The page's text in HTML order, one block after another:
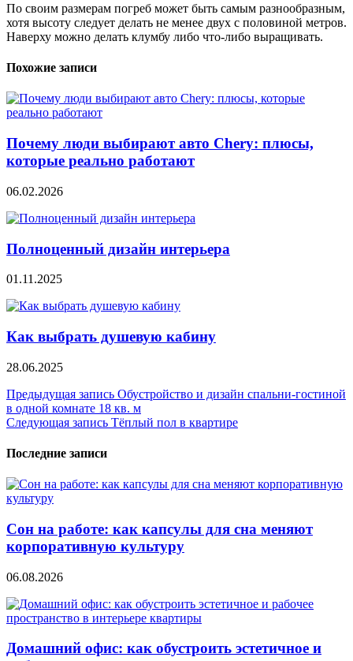
По своим размерам погреб может быть самым разнообразным,
хотя высоту следует делать не менее двух с половиной метров.
Наверху можно делать клумбу либо что-либо выращивать.
Похожие записи
Почему люди выбирают авто Chery: плюсы,
которые реально работают
06.02.2026
Полноценный дизайн интерьера
01.11.2025
Как выбрать душевую кабину
28.06.2025
Навигация
по
Предыдущая запись Обустройство и дизайн спальни-гостиной
в одной комнате 18 кв. м
Следующая запись Тёплый пол в квартире
Последние записи
Сон на работе: как капсулы для сна меняют
корпоративную культуру
06.08.2026
Домашний офис: как обустроить эстетичное и